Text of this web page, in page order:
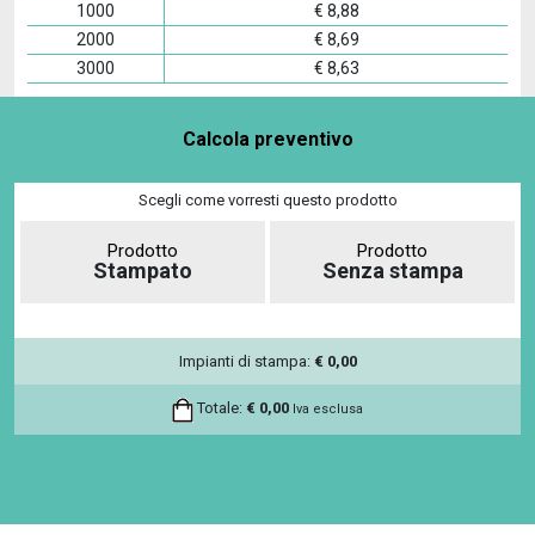
1000
€ 8,88
2000
€ 8,69
3000
€ 8,63
Calcola preventivo
Scegli come vorresti questo prodotto
Prodotto
Stampato
Prodotto
Senza stampa
Impianti di stampa: € 0,00
Totale: € 0,00 Iva esclusa